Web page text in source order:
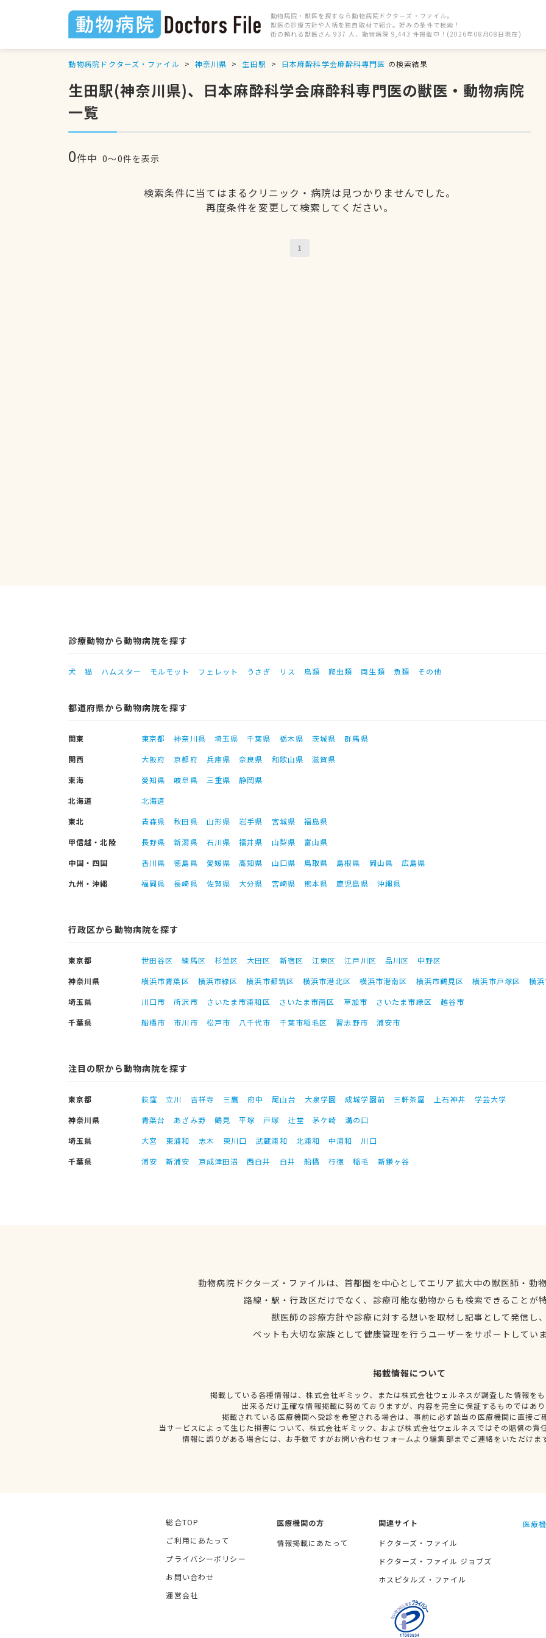
動物病院・獣医を探すなら動物病院ドクターズ・ファイル。
獣医の診療方針や人柄を独自取材で紹介。好みの条件で検索！
街の頼れる獣医さん 937 人、動物病院 9,443 件掲載中！(2026年08月08日現在)
動物病院ドクターズ・ファイル 神奈川県 生田駅 日本麻酔科学会麻酔科専門医 の検索結果
生田駅(神奈川県)、日本麻酔科学会麻酔科専門医の獣医・動物病院
一覧
0件中 0〜0件を表示
検索条件に当てはまるクリニック・病院は見つかりませんでした。
再度条件を変更して検索してください。
1
診療動物から動物病院を探す
犬 猫 ハムスター モルモット フェレット うさぎ リス 鳥類 爬虫類 両生類 魚類 その他
都道府県から動物病院を探す
関東 東京都 神奈川県 埼玉県 千葉県 栃木県 茨城県
群馬県
関西
大阪府 京都府 兵庫県 奈良県 和歌山県
滋賀県
東海
愛知県 岐阜県 三重県
静岡県
北海道
北海道
東北
青森県 秋田県 山形県 岩手県 宮城県
福島県
甲信越・北陸
長野県 新潟県 石川県 福井県 山梨県
富山県
中国・四国
香川県 徳島県 愛媛県 高知県 山口県 鳥取県 島根県 岡山県
広島県
九州・沖縄
福岡県 長崎県 佐賀県 大分県 宮崎県 熊本県 鹿児島県 沖縄県
行政区から動物病院を探す
東京都 世田谷区 練馬区 杉並区 大田区 新宿区 江東区 江戸川区 品川区
中野区
神奈川県
横浜市青葉区 横浜市緑区 横浜市都筑区 横浜市港北区 横浜市港南区 横浜市鶴見区 横浜市戸塚区
横
埼玉県
川口市 所沢市 さいたま市浦和区 さいたま市南区 草加市 さいたま市緑区
越谷市
千葉県
船橋市 市川市 松戸市 八千代市 千葉市稲毛区 習志野市 浦安市
注目の駅から動物病院を探す
東京都 荻窪 立川 吉祥寺 三鷹 府中 尾山台 大泉学園 成城学園前 三軒茶屋 上石神井
学芸大学
神奈川県
青葉台 あざみ野 鶴見 平塚 戸塚 辻堂 茅ケ崎
溝の口
埼玉県
大宮 東浦和 志木 東川口 武蔵浦和 北浦和 中浦和
川口
千葉県
浦安 新浦安 京成津田沼 西白井 白井 船橋 行徳 稲毛 新鎌ヶ谷
動物病院ドクターズ・ファイルは、首都圏を中心としてエリア拡大中の獣医師・動
路線・駅・行政区だけでなく、診療可能な動物からも検索できることが
獣医師の診療方針や診療に対する想いを取材し記事として発信し
ペットも大切な家族として健康管理を行うユーザーをサポートしてい
掲載情報について
掲載している各種情報は、株式会社ギミック、または株式会社ウェルネスが調査した情報を
出来るだけ正確な情報掲載に努めておりますが、内容を完全に保証するものではあ
掲載されている医療機関へ受診を希望される場合は、事前に必ず該当の医療機関に直接ご
当サービスによって生じた損害について、株式会社ギミック、および株式会社ウェルネスではその賠償の責
情報に誤りがある場合には、お手数ですがお問い合わせフォームより編集部までご連絡をいただけま
総合TOP
ご利用にあたって
プライバシーポリシー
お問い合わせ
運営会社
医療機関の方
情報掲載にあたって
関連サイト
ドクターズ・ファイル
ドクターズ・ファイル ジョブズ
ホスピタルズ・ファイル
医療